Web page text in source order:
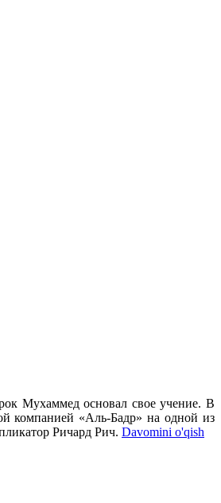
Мухаммед основал свое учение. В
компанией «Аль-Бадр» на одной из
Ричард Рич. Davomini o'qish